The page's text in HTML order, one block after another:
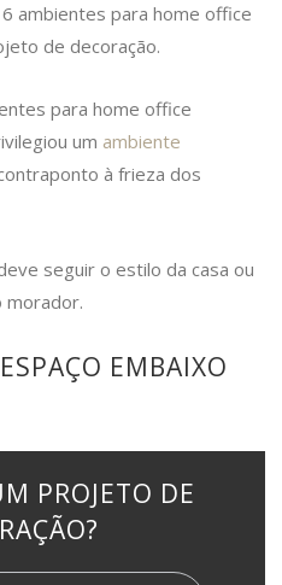
ambientes para home office
de decoração.
para home office
um ambiente
à frieza dos
seguir o estilo da casa ou
morador.
EMBAIXO
PROJETO DE